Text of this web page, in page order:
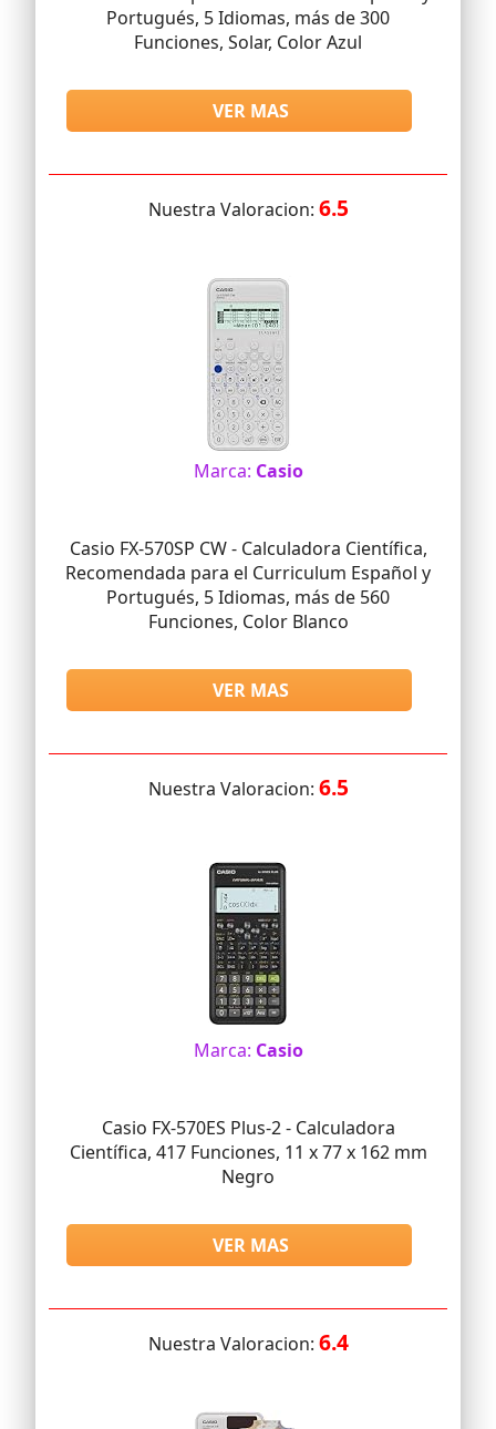
Portugués, 5 Idiomas, más de 300
Funciones, Solar, Color Azul
VER MAS
Nuestra Valoracion: 6.5
Marca: Casio
Casio FX-570SP CW - Calculadora Científica,
Recomendada para el Curriculum Español y
Portugués, 5 Idiomas, más de 560
Funciones, Color Blanco
VER MAS
Nuestra Valoracion: 6.5
Marca: Casio
Casio FX-570ES Plus-2 - Calculadora
Científica, 417 Funciones, 11 x 77 x 162 mm
Negro
VER MAS
Nuestra Valoracion: 6.4